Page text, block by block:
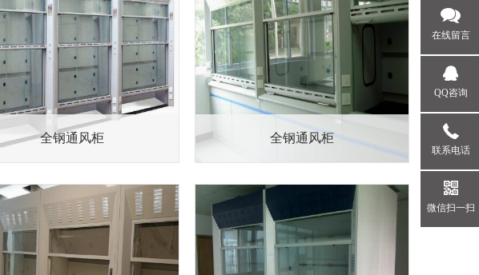
全钢通风柜 全钢通风柜
在线留言
QQ咨询
联系电话
微信扫一扫